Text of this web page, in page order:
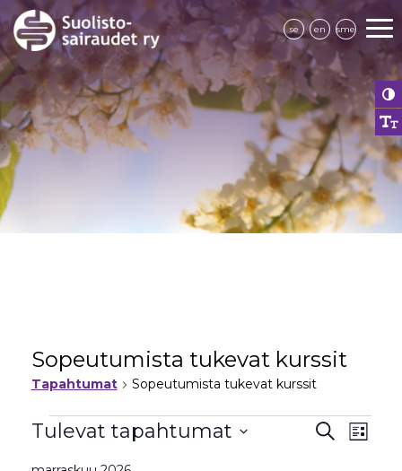
se en sme
Sopeutumista tukevat kurssit
Tapahtumat Sopeutumista tukevat kurssit
Tapahtumat Etsi
Lista
Tulevat tapahtumat